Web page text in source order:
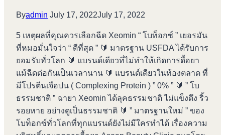
Byadmin July 17, 2022July 17, 2022
5 เหตุผลที่คุณควรเลือกฉีด Xeomin “ โบท็อกซ์ ” เยอรมัน
ที่หมอมั่นใจว่า “ ดีที่สุด ” 🔰 มาตรฐาน USFDA ได้รับการ
ยอมรับทั่วโลก 🔰 แบรนด์เดียวที่ไม่ทำให้เกิดการดื้อยา
แม้ฉีดต่อกันเป็นเวลานาน 🔰 แบรนด์เดียวในท้องตลาด ที่
มีโปรตีนเจือปน ( Complexing Protein ) ” 0% ” 🔰 ” โบ
ธรรมชาติ ” ฉายา Xeomin ได้ลุคธรรมชาติ ไม่แข็งตึง ริ้ว
รอยหาย อย่างดูเป็นธรรมชาติ 🔰 ” มาตรฐานใหม่ ” ของ
โบท็อกซ์ทั่วโลกที่ทุกแบรนด์ยังไม่มีใครทำได้ เรื่องความ